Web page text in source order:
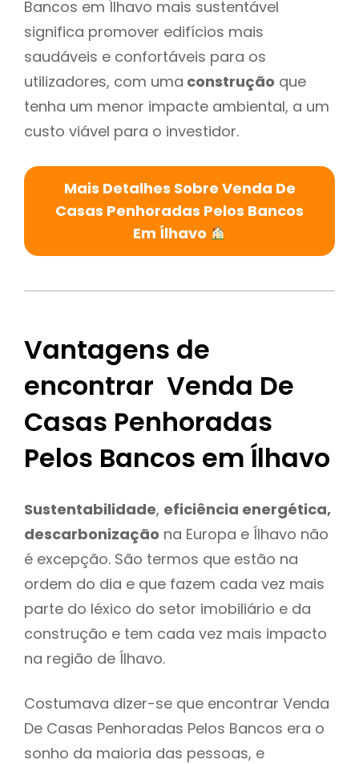
Bancos em Ílhavo mais sustentável
significa promover edifícios mais
saudáveis e confortáveis para os
utilizadores, com uma construção que
tenha um menor impacte ambiental, a um
custo viável para o investidor.
Mais Detalhes Sobre Venda De
Casas Penhoradas Pelos Bancos
Em Ílhavo
Vantagens de
encontrar Venda De
Casas Penhoradas
Pelos Bancos em Ílhavo
Sustentabilidade, eficiência energética,
descarbonização na Europa e Ílhavo não
é excepção. São termos que estão na
ordem do dia e que fazem cada vez mais
parte do léxico do setor imobiliário e da
construção e tem cada vez mais impacto
na região de Ílhavo.
Costumava dizer-se que encontrar Venda
De Casas Penhoradas Pelos Bancos era o
sonho da maioria das pessoas, e